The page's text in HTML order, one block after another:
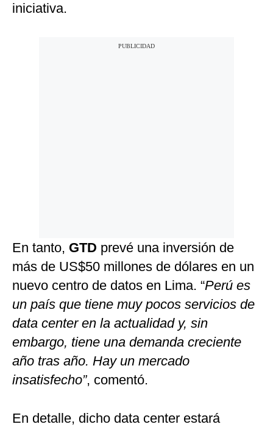
iniciativa.
En tanto, GTD prevé una inversión de
más de US$50 millones de dólares en un
nuevo centro de datos en Lima. “Perú es
un país que tiene muy pocos servicios de
data center en la actualidad y, sin
embargo, tiene una demanda creciente
año tras año. Hay un mercado
insatisfecho”, comentó.
En detalle, dicho data center estará